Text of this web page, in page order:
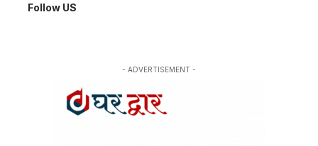
Follow US
- ADVERTISEMENT -